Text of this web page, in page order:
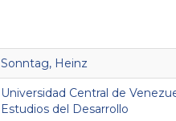
Sonntag, Heinz
Universidad Central de
Estudios del Desarrollo